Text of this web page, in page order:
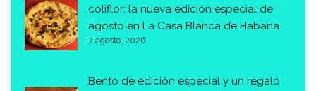
coliflor: la nueva edición especial de
agosto en La Casa Blanca de Habana
7 agosto, 2026
Bento de edición especial y un regalo